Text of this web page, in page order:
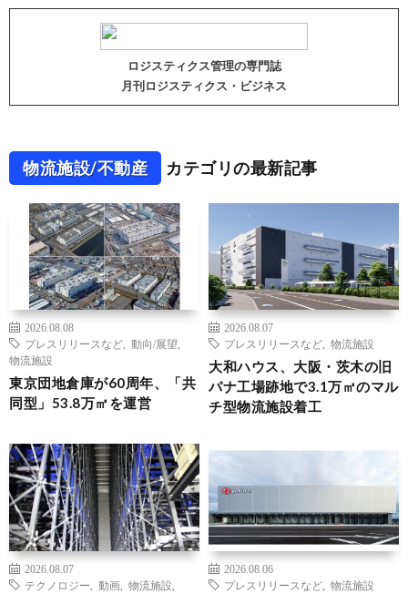
ロジスティクス管理の専門誌
月刊ロジスティクス・ビジネス
物流施設/不動産 カテゴリの最新記事
2026.08.08
プレスリリースなど
動向/展望
物流施設
東京団地倉庫が60周年、「共
同型」53.8万㎡を運営
2026.08.07
プレスリリースなど
物流施設
大和ハウス、大阪・茨木の旧
パナ工場跡地で3.1万㎡のマル
チ型物流施設着工
2026.08.07
テクノロジー
動画 物流施設
2026.08.06
プレスリリースなど
物流施設